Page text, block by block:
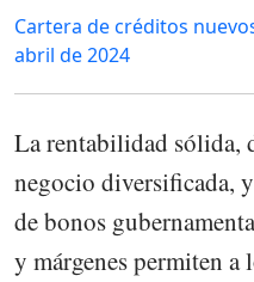
Cartera de créditos
abril de 2024
La rentabilidad sólida,
negocio diversificada,
de bonos
y márgenes permiten a